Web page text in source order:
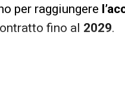
per raggiungere
fino al 2029.